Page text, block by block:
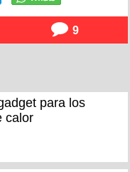
9
para los
calor